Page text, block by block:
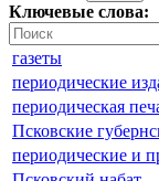
Ключевые слова:
газеты
периодические
периодическая
Псковские
периодические и